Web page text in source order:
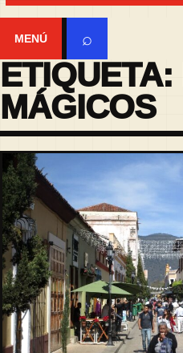
MENÚ ⌕
ETIQUETA:
MÁGICOS